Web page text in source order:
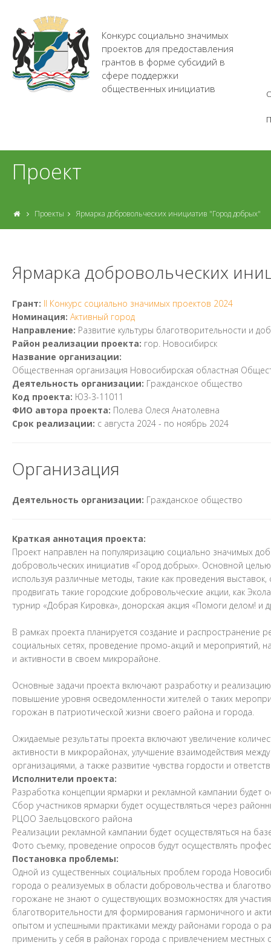
Конкурс социально значимых
проектов для предоставления
грантов в форме субсидий в
сфере поддержки
общественных инициатив
Проект
Проекты Ярмарка добровольческих инициатив "Город добрых"
Ярмарка добровольческих
Грант: II Конкурс социально значимых проектов 2024
Номинация: Активный город
Направление: Развитие культуры благотворительности и
Район реализации проекта: гор. Новосибирск
Название организации:
Общественная организация Новосибирская областная
Деятельность организации: Гражданское общество
Код проекта: Ю3-3-11011
ФИО автора проекта: Полева Олеся Анатолевна
Срок реализации: с августа 2024 - по ноябрь 2024
Организация
Деятельность организации: Гражданское общество
Краткая аннотация проекта:
Проект направлен на популяризацию социально значимых
добровольческих инициатив «Город добрых». Основной
используя различные методы, такие как проведения
продвигать такие городские добровольческие акции, как
турнир «Добрая Кировка», донорская акция «Помоги делом! и
В рамках проекта планируется создание и распространение
социальных сетях, проведение промо-акций и мероприятий,
и активности в своем микрорайоне.
Основные задачи проекта включают разработку и
повышение уровня осведомленности жителей о таких
горожан в патриотической жизни своего района и города.
Ожидаемые результаты проекта включают увеличение
активности в микрорайонах, улучшение взаимодействия
организациями, а также развитие чувства гордости и
Исполнители проекта:
Разработка концепции ярмарки и рекламной кампании будет
Сбор участников ярмарки будет осуществляться через
РЦОО Заельцовского района
Реализации рекламной кампании будет осуществляться на
Фото съемку, проведение опросов будут осуществлять
Постановка проблемы:
Одной из существенных социальных проблем города
города о реализуемых в области добровольчества и
горожане не знают о существующих возможностях для
благотворительности для формирования гармоничного и
опытом и успешными практиками между районами города о
применить у себя в районах города с привлечением